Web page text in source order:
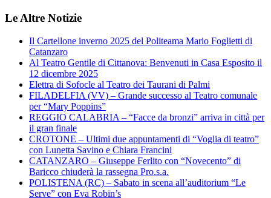
Le Altre Notizie
Il Cartellone inverno 2025 del Politeama Mario Foglietti di
Catanzaro
Al Teatro Gentile di Cittanova: Benvenuti in Casa Esposito il
12 dicembre 2025
Elettra di Sofocle al Teatro dei Taurani di Palmi
FILADELFIA (VV) – Grande successo al Teatro comunale
per “Mary Poppins”
REGGIO CALABRIA – “Facce da bronzi” arriva in città per
il gran finale
CROTONE – Ultimi due appuntamenti di “Voglia di teatro”
con Lunetta Savino e Chiara Francini
CATANZARO – Giuseppe Ferlito con “Novecento” di
Baricco chiuderà la rassegna Pro.s.a.
POLISTENA (RC) – Sabato in scena all’auditorium “Le
Serve” con Eva Robin’s